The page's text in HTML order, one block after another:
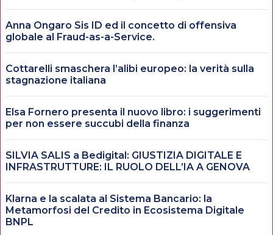
Anna Ongaro Sis ID ed il concetto di offensiva
globale al Fraud-as-a-Service.
Cottarelli smaschera l’alibi europeo: la verità sulla
stagnazione italiana
Elsa Fornero presenta il nuovo libro: i suggerimenti
per non essere succubi della finanza
SILVIA SALIS a Bedigital: GIUSTIZIA DIGITALE E
INFRASTRUTTURE: IL RUOLO DELL’IA A GENOVA
Klarna e la scalata al Sistema Bancario: la
Metamorfosi del Credito in Ecosistema Digitale
BNPL